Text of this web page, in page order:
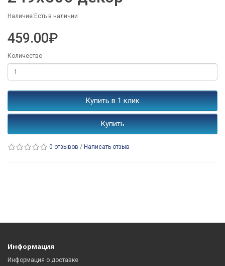
Наличие:Есть в наличии
459.00₽
Количество
Купить в 1 клик
Купить
0 отзывов / Написать отзыв
Информация
Информация о доставке